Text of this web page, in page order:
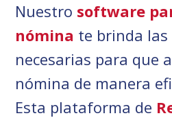
Nuestro software
nómina te brinda
necesarias para que
nómina de manera
Esta plataforma de